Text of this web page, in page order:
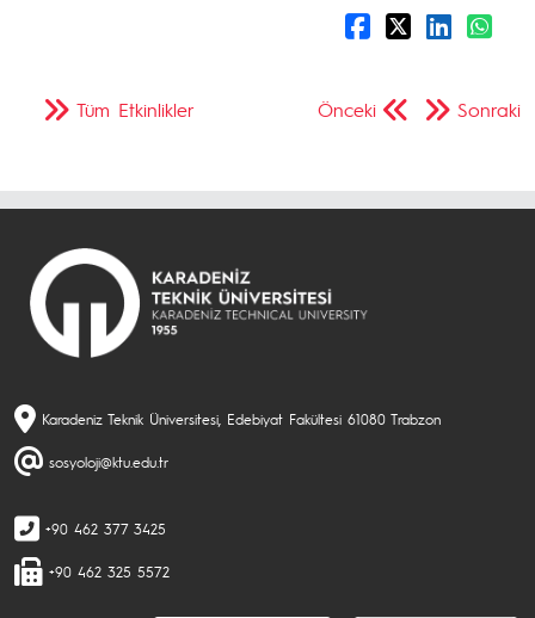
Önceki Sonraki
Tüm Etkinlikler
Karadeniz Teknik Üniversitesi, Edebiyat Fakültesi 61080 Trabzon
sosyoloji@ktu.edu.tr
+90 462 377 3425
+90 462 325 5572